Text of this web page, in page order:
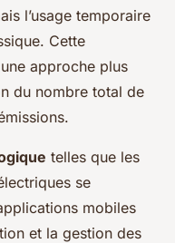
l’usage temporaire
Cette
approche plus
du nombre total de
telles que les
se
mobiles
et la gestion des